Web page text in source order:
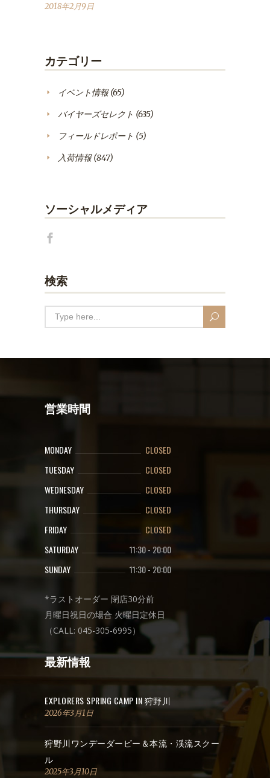
2018年2月9日
カテゴリー
イベント情報(65)
バイヤーズセレクト (635)
フィールドレポート (5)
入荷情報(847)
ソーシャルメディア
検索
営業時間
MONDAY
CLOSED
TUESDAY
CLOSED
WEDNESDAY
CLOSED
THURSDAY
CLOSED
FRIDAY
CLOSED
SATURDAY
11:30- 20:00
SUNDAY
11:30-20:00
*ラストオーダー 閉店30分前
月曜日祝日の場合 火曜日定休日
（CALL: 045-305-6995）
最新情報
EXPLORERS SPRING CAMP IN 狩野川
2026年3月1日
狩野川ワンデーダービー＆本流・渓流スクー
ル
2025年3月10日